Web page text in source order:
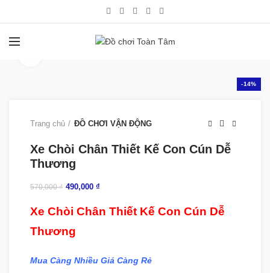
-14%
Trang chủ ĐỒ CHƠI VẬN ĐỘNG
Xe Chòi Chân Thiết Kế Con Cún Dễ
Thương
570,000₫ 490,000 ₫
Xe Chòi Chân Thiết Kế Con Cún Dễ
Thương
Mua Càng Nhiều Giá Càng Rẻ